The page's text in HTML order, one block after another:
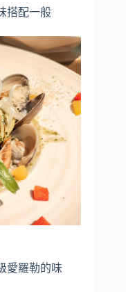
搭配一般
愛羅勒的味